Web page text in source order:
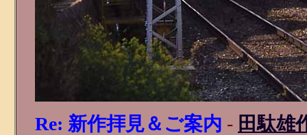
Re: 新作拝見＆ご案内 - 田駄雄